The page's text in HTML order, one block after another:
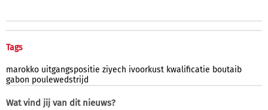
Tags
marokko uitgangspositie ziyech ivoorkust kwalificatie boutaib
gabon poulewedstrijd
Wat vind jij van dit nieuws?